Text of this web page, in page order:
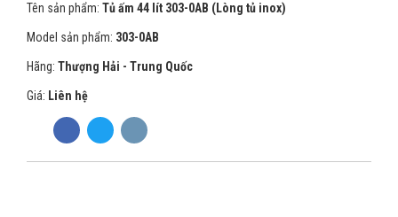
Tên sản phẩm: Tủ ấm 44 lít 303-0AB (Lòng tủ inox)
Model sản phẩm: 303-0AB
Hãng: Thượng Hải - Trung Quốc
Giá: Liên hệ